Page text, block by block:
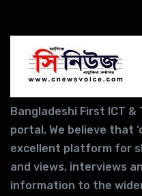
Bangladeshi First ICT
portal. We believe that
excellent platform for
and views, interviews
information to the